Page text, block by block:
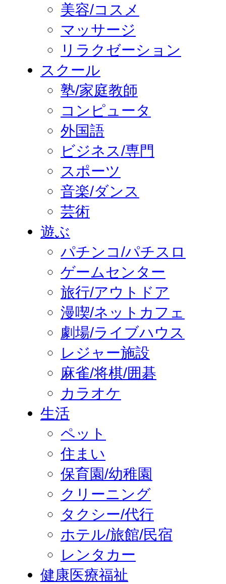
美容/コスメ
マッサージ
リラクゼーション
スクール
塾/家庭教師
コンピュータ
外国語
ビジネス/専門
スポーツ
音楽/ダンス
芸術
遊ぶ
パチンコ/パチスロ
ゲームセンター
旅行/アウトドア
漫喫/ネットカフェ
劇場/ライブハウス
レジャー施設
麻雀/将棋/囲碁
カラオケ
生活
ペット
住まい
保育園/幼稚園
クリーニング
タクシー/代行
ホテル/旅館/民宿
レンタカー
健康医療福祉